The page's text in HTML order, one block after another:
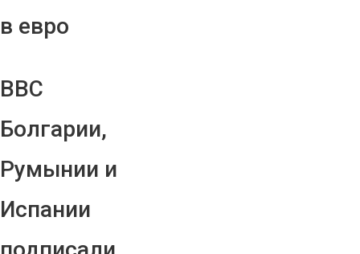
в евро
ВВС
Болгарии,
Румынии и
Испании